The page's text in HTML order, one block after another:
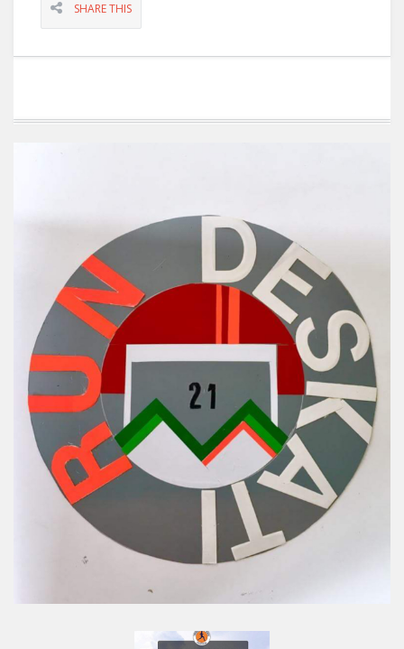
SHARE THIS